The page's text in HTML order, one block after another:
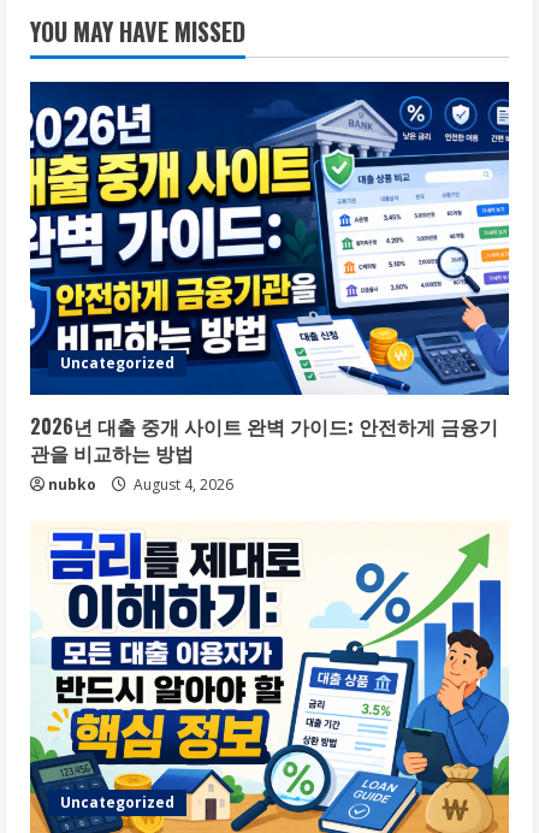
YOU MAY HAVE MISSED
Uncategorized
2026년 대출 중개 사이트 완벽 가이드: 안전하게 금융기
관을 비교하는 방법
nubko August 4, 2026
Uncategorized